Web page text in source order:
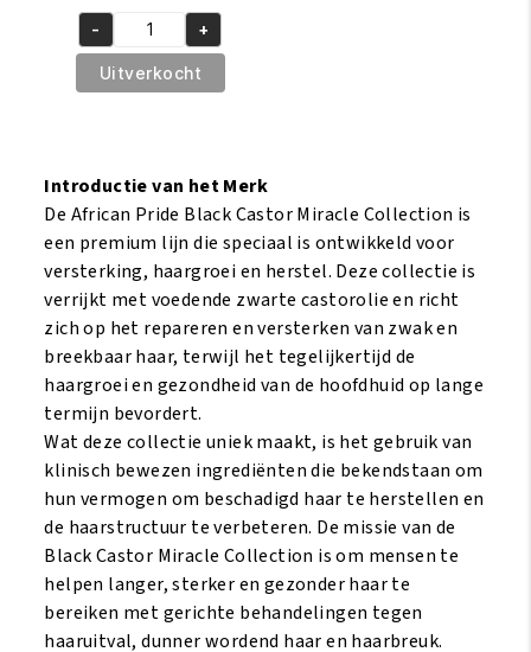
was:
€7.95.
prijs
is:
€6.50.
African
Pride
Black
Take
Down
Moisture
&
Detangling
Masque
227gr
aantal
- +
Uitverkocht
Introductie van het Merk
De African Pride Black Castor Miracle Collection is
een premium lijn die speciaal is ontwikkeld voor
versterking, haargroei en herstel. Deze collectie is
verrijkt met voedende zwarte castorolie en richt
zich op het repareren en versterken van zwak en
breekbaar haar, terwijl het tegelijkertijd de
haargroei en gezondheid van de hoofdhuid op lange
termijn bevordert.
Wat deze collectie uniek maakt, is het gebruik van
klinisch bewezen ingrediënten die bekendstaan om
hun vermogen om beschadigd haar te herstellen en
de haarstructuur te verbeteren. De missie van de
Black Castor Miracle Collection is om mensen te
helpen langer, sterker en gezonder haar te
bereiken met gerichte behandelingen tegen
haaruitval, dunner wordend haar en haarbreuk.